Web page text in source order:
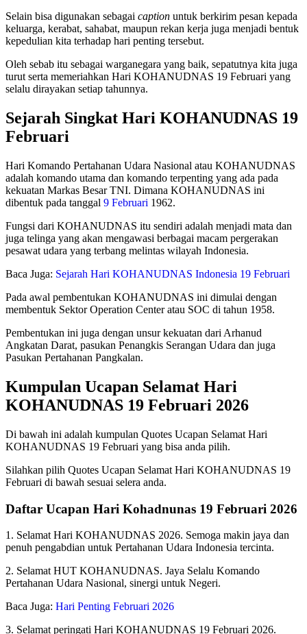
Selain bisa digunakan sebagai caption untuk berkirim pesan kepada
keluarga, kerabat, sahabat, maupun rekan kerja juga menjadi bentuk
kepedulian kita terhadap hari penting tersebut.
Oleh sebab itu sebagai warganegara yang baik, sepatutnya kita juga
turut serta memeriahkan Hari KOHANUDNAS 19 Februari yang
selalu dirayakan setiap tahunnya.
Sejarah Singkat Hari KOHANUDNAS 19
Februari
Hari Komando Pertahanan Udara Nasional atau KOHANUDNAS
adalah komando utama dan komando terpenting yang ada pada
kekuatan Markas Besar TNI. Dimana KOHANUDNAS ini
dibentuk pada tanggal 9 Februari 1962.
Fungsi dari KOHANUDNAS itu sendiri adalah menjadi mata dan
juga telinga yang akan mengawasi berbagai macam pergerakan
pesawat udara yang terbang melintas wilayah Indonesia.
Baca Juga: Sejarah Hari KOHANUDNAS Indonesia 19 Februari
Pada awal pembentukan KOHANUDNAS ini dimulai dengan
membentuk Sektor Operation Center atau SOC di tahun 1958.
Pembentukan ini juga dengan unsur kekuatan dari Arhanud
Angkatan Darat, pasukan Penangkis Serangan Udara dan juga
Pasukan Pertahanan Pangkalan.
Kumpulan Ucapan Selamat Hari
KOHANUDNAS 19 Februari 2026
Di bawah ini adalah kumpulan Quotes Ucapan Selamat Hari
KOHANUDNAS 19 Februari yang bisa anda pilih.
Silahkan pilih Quotes Ucapan Selamat Hari KOHANUDNAS 19
Februari di bawah sesuai selera anda.
Daftar Ucapan Hari Kohadnunas 19 Februari 2026
1. Selamat Hari KOHANUDNAS 2026. Semoga makin jaya dan
penuh pengabdian untuk Pertahanan Udara Indonesia tercinta.
2. Selamat HUT KOHANUDNAS. Jaya Selalu Komando
Pertahanan Udara Nasional, sinergi untuk Negeri.
Baca Juga: Hari Penting Februari 2026
3. Selamat peringati Hari KOHANUDNAS 19 Februari 2026.